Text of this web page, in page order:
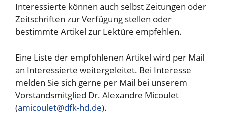
Interessierte können auch selbst Zeitungen oder
Zeitschriften zur Verfügung stellen oder
bestimmte Artikel zur Lektüre empfehlen.
Eine Liste der empfohlenen Artikel wird per Mail
an Interessierte weitergeleitet. Bei Interesse
melden Sie sich gerne per Mail bei unserem
Vorstandsmitglied Dr. Alexandre Micoulet
(amicoulet@dfk-hd.de).